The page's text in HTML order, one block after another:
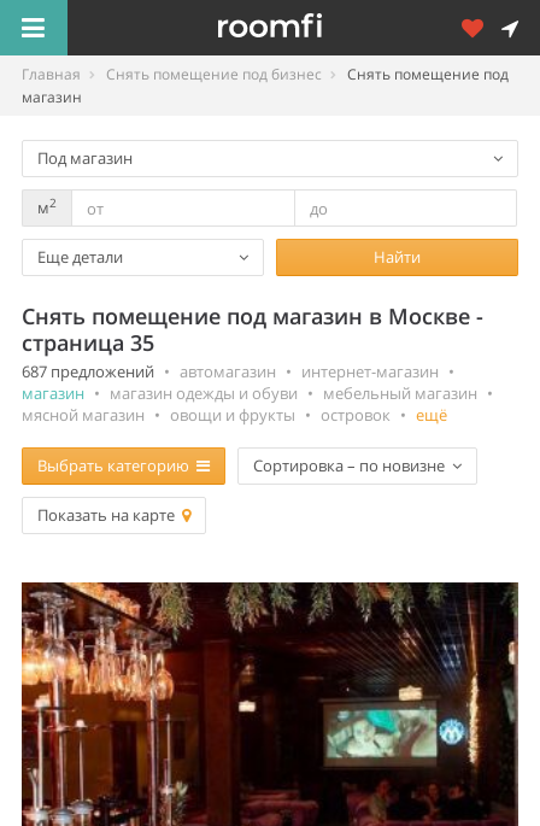
Главная Снять помещение под бизнес
Снять помещение под
магазин
Под магазин
м2
Еще детали Найти
Снять помещение под магазин в Москве -
страница 35
687 предложений • автомагазин • интернет-магазин •
магазин • магазин одежды и обуви • мебельный магазин •
мясной магазин • овощи и фрукты • островок • ещё
Выбрать категорию Сортировка – по новизне
Показать на карте